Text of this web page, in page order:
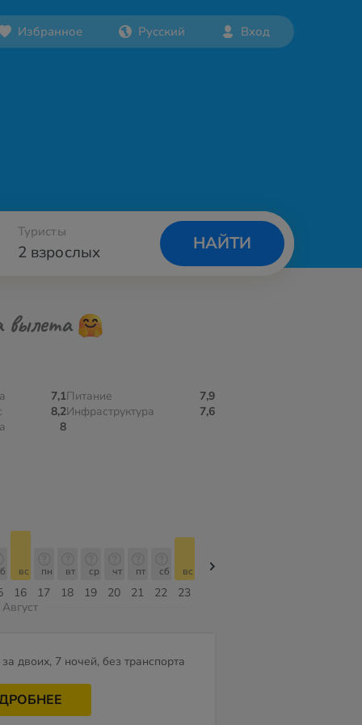
Избранное Русский Вход
2 взрослых
Туристы
НАЙТИ
вылета
7,1
8,2
8
Питание
7,9
Инфраструктура
7,6
16
вс
17
пн
18
вт
19
ср
20
чт
21
пт
22
сб
23
вс
Август
за двоих, 7 ночей, без транспорта